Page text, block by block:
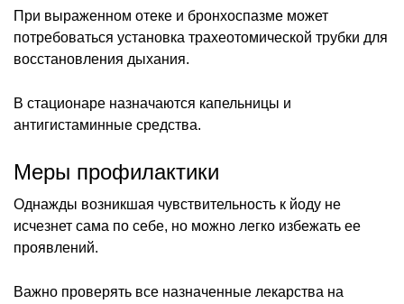
При выраженном отеке и бронхоспазме может
потребоваться установка трахеотомической трубки для
восстановления дыхания.
В стационаре назначаются капельницы и
антигистаминные средства.
Меры профилактики
Однажды возникшая чувствительность к йоду не
исчезнет сама по себе, но можно легко избежать ее
проявлений.
Важно проверять все назначенные лекарства на